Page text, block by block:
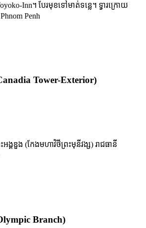
Inn។ បែរមុខទៅមាត់ទន្លេ។ ទ្វារក្រោយ
Phnom Penh
Tower-Exterior)
អង្គឌួង (កែងមហាវិថីព្រះមុនីវង្ស) រាជធានី
Branch)